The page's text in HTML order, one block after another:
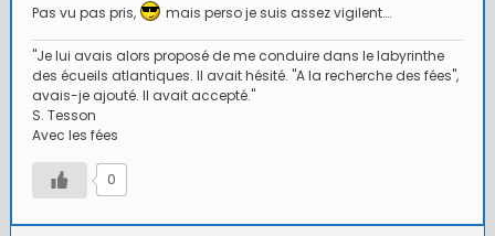
Pas vu pas pris, mais perso je suis assez vigilent….
"Je lui avais alors proposé de me conduire dans le labyrinthe
des écueils atlantiques. Il avait hésité. "A la recherche des fées",
avais-je ajouté. Il avait accepté."
S. Tesson
Avec les fées
0